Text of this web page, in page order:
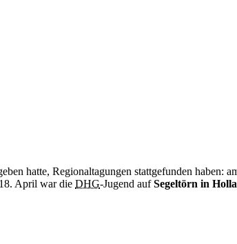
hatte, Regionaltagungen stattgefunden haben:
April war die DHG-Jugend aufSegeltörn in